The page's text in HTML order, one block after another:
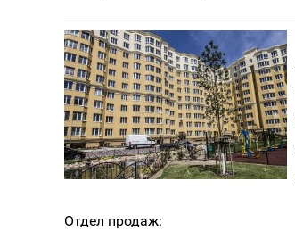
Отдел продаж: